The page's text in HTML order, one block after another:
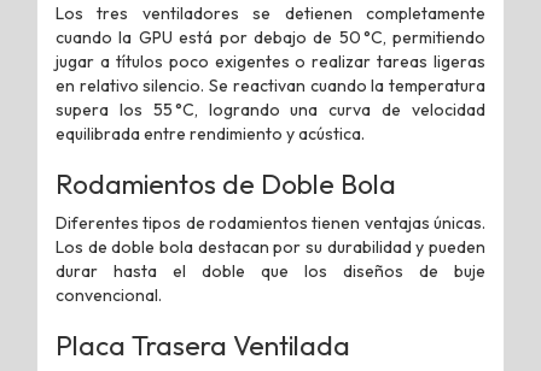
Los tres ventiladores se detienen completamente
cuando la GPU está por debajo de 50 °C, permitiendo
jugar a títulos poco exigentes o realizar tareas ligeras
en relativo silencio. Se reactivan cuando la temperatura
supera los 55 °C, logrando una curva de velocidad
equilibrada entre rendimiento y acústica.
Rodamientos de Doble Bola
Diferentes tipos de rodamientos tienen ventajas únicas.
Los de doble bola destacan por su durabilidad y pueden
durar hasta el doble que los diseños de buje
convencional.
Placa Trasera Ventilada